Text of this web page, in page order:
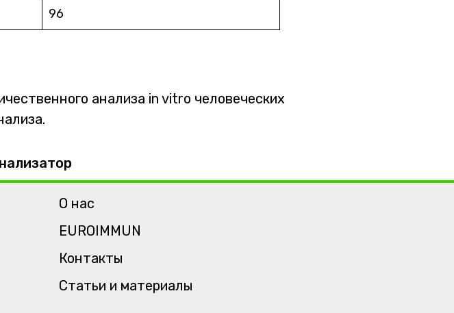
96
анализа in vitro человеческих
О нас
EUROIMMUN
Контакты
Статьи и материалы